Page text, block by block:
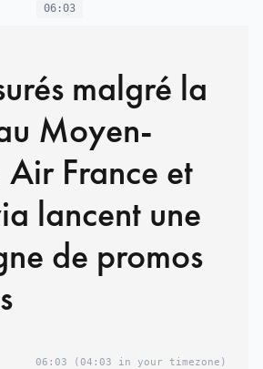
06:03
malgré la
Moyen-
France et
lancent une
de promos
06:03 (04:03 in your timezone)